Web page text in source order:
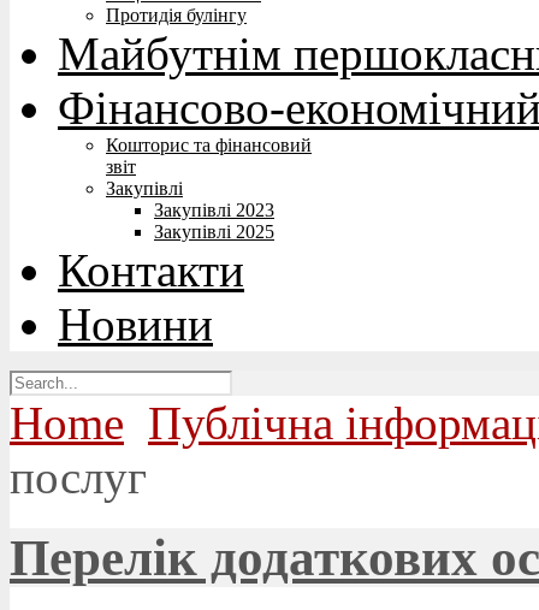
Протидія булінгу
Майбутнім
Фінансово-економічний
Кошторис та фінансовий
звіт
Закупівлі
Закупівлі 2023
Закупівлі 2025
Контакти
Новини
Home Публічна
послуг
Перелік додаткових